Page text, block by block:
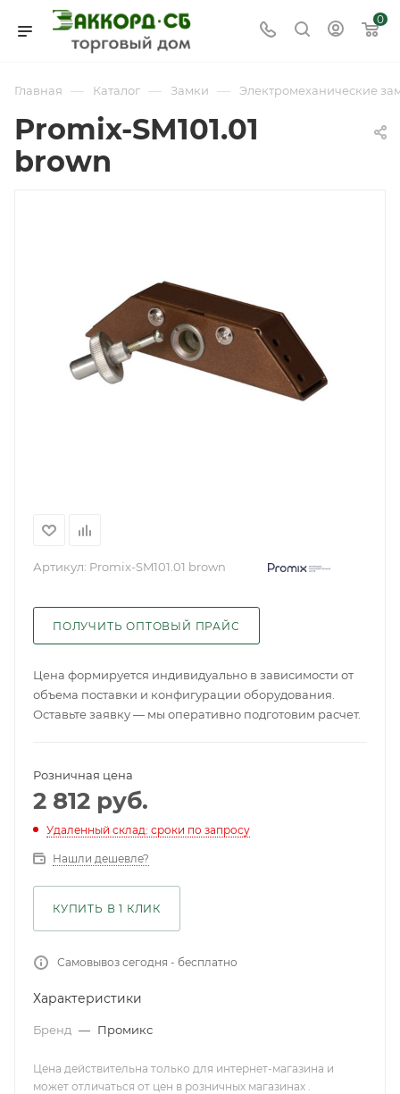
0
Главная — Каталог — Замки — Электромеханические
Promix-SM101.01
brown
Артикул: Promix-SM101.01 brown
ПОЛУЧИТЬ ОПТОВЫЙ ПРАЙС
Цена формируется индивидуально в зависимости от
объема поставки и конфигурации оборудования.
Оставьте заявку — мы оперативно подготовим расчет.
Розничная цена
2 812 руб.
Удаленный склад: сроки по запросу
Нашли дешевле?
КУПИТЬ В 1 КЛИК
Самовывоз сегодня - бесплатно
Характеристики
Бренд — Промикс
Цена действительна только для интернет-магазина и
может отличаться от цен в розничных магазинах .